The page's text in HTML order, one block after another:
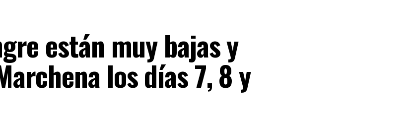
están muy bajas y
los días 7, 8 y